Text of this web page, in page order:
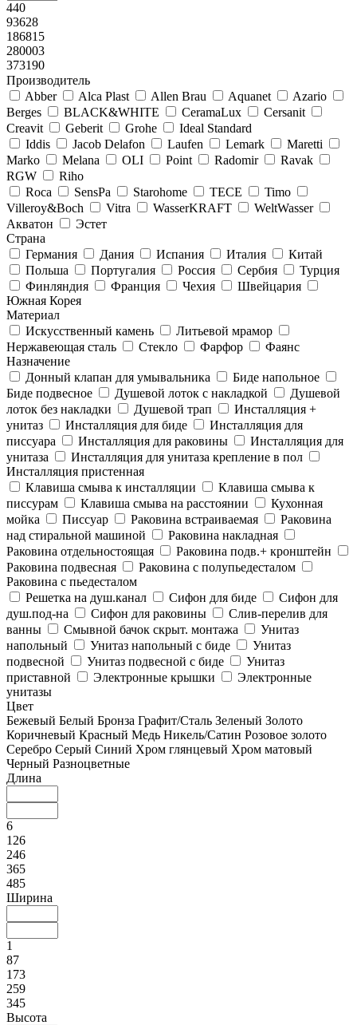
440
93628
186815
280003
373190
Производитель
Abber
Alca Plast Allen Brau Aquanet
Azario
Berges
BLACK&WHITE CeramaLux
Cersanit
Creavit
Geberit Grohe
Ideal Standard
Iddis
Jacob Delafon Laufen Lemark
Maretti
Marko
Melana OLI Point Radomir
Ravak
RGW
Riho
Roca
SensPa Starohome TECE
Timo
Villeroy&Boсh
Vitra WasserKRAFT
WeltWasser
Акватон
Эстет
Страна
Германия
Дания Испания Италия
Китай
Польша
Португалия Россия Сербия
Турция
Финляндия
Франция Чехия
Швейцария
Южная Корея
Материал
Искусственный камень
Литьевой мрамор
Нержавеющая сталь
Стекло Фарфор
Фаянс
Назначение
Донный клапан для умывальника
Биде напольное
Биде подвесное
Душевой лоток с накладкой
Душевой
лоток без накладки
Душевой трап
Инсталляция +
унитаз
Инсталляция для биде
Инсталляция для
писсуара
Инсталляция для раковины
Инсталляция для
унитаза
Инсталляция для унитаза крепление в пол
Инсталляция пристенная
Клавиша смыва к инсталляции
Клавиша смыва к
писсурам
Клавиша смыва на расстоянии
Кухонная
мойка
Писсуар Раковина встраиваемая
Раковина
над стиральной машиной
Раковина накладная
Раковина отдельностоящая
Раковина подв.+ кронштейн
Раковина подвесная
Раковина с полупьедесталом
Раковина с пьедесталом
Решетка на душ.канал
Сифон для биде
Сифон для
душ.под-на
Сифон для раковины
Слив-перелив для
ванны
Смывной бачок скрыт. монтажа
Унитаз
напольный
Унитаз напольный с биде
Унитаз
подвесной
Унитаз подвесной с биде
Унитаз
приставной
Электронные крышки
Электронные
унитазы
Цвет
Бежевый Белый Бронза Графит/Сталь Зеленый Золото
Коричневый Красный Медь Никель/Сатин Розовое золото
Серебро Серый Синий Хром глянцевый Хром матовый
Черный Разноцветные
Длина
6
126
246
365
485
Ширина
1
87
173
259
345
Высота